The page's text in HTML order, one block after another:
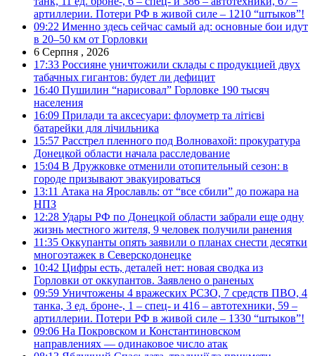
артиллерии. Потери РФ в живой силе – 1210 “штыков”!
09:22 Именно здесь сейчас самый ад: основные бои идут
в 20–50 км от Горловки
6 Серпня , 2026
17:33 Россияне уничтожили склады с продукцией двух
табачных гигантов: будет ли дефицит
16:40 Пушилин “нарисовал” Горловке 190 тысяч
населения
16:09 Прилади та аксесуари: флоуметр та літієві
батарейки для лічильника
15:57 Расстрел пленного под Волновахой: прокуратура
Донецкой области начала расследование
15:04 В Дружковке отменили отопительный сезон: в
городе призывают эвакуироваться
13:11 Атака на Ярославль: от “все сбили” до пожара на
НПЗ
12:28 Удары РФ по Донецкой области забрали еще одну
жизнь местного жителя, 9 человек получили ранения
11:35 Оккупанты опять заявили о планах снести десятки
многоэтажек в Северскодонецке
10:42 Цифры есть, деталей нет: новая сводка из
Горловки от оккупантов. Заявлено о раненых
09:59 Уничтожены 4 вражеских РСЗО, 7 средств ПВО, 4
танка, 3 ед. броне-, 1 – спец- и 416 – автотехники, 59 –
артиллерии. Потери РФ в живой силе – 1330 “штыков”!
09:06 На Покровском и Константиновском
направлениях — одинаковое число атак